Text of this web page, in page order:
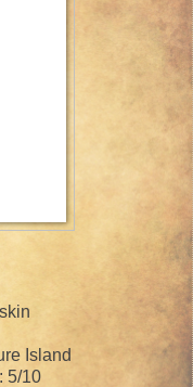
Island
5/10